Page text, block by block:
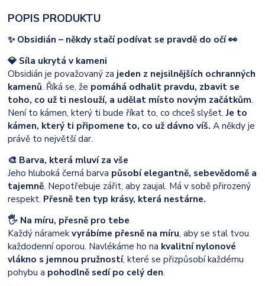
POPIS PRODUKTU
✨Obsidián – někdy stačí podívat se pravdě do očí 👀
💎 Síla ukrytá v kameni
Obsidián je považovaný za jeden z nejsilnějších ochranných
kamenů. Říká se, že pomáhá odhalit pravdu, zbavit se
toho, co už ti neslouží, a udělat místo novým začátkům.
Není to kámen, který ti bude říkat to, co chceš slyšet.Je to
kámen, který ti připomene to, co už dávno víš. A někdy je
právě to největší dar.
🎨 Barva, která mluví za vše
Jeho hluboká černá barva působí elegantně, sebevědomě a
tajemně. Nepotřebuje zářit, aby zaujal. Má v sobě přirozený
respekt. Přesně ten typ krásy, která nestárne.
🖐️ Na míru, přesně pro tebe
Každý náramekvyrábíme přesně na míru, aby se stal tvou
každodenní oporou. Navlékáme ho na kvalitní nylonové
vlákno s jemnou pružností, které se přizpůsobí každému
pohybu a pohodlně sedí po celý den.